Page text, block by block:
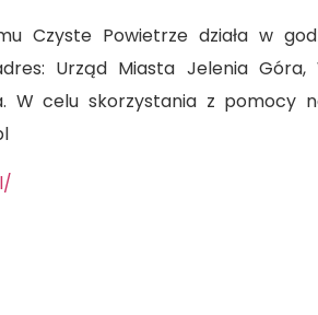
Powietrze działa w
Urząd Miasta Jelenia Góra,
W celu skorzystania z pomocy